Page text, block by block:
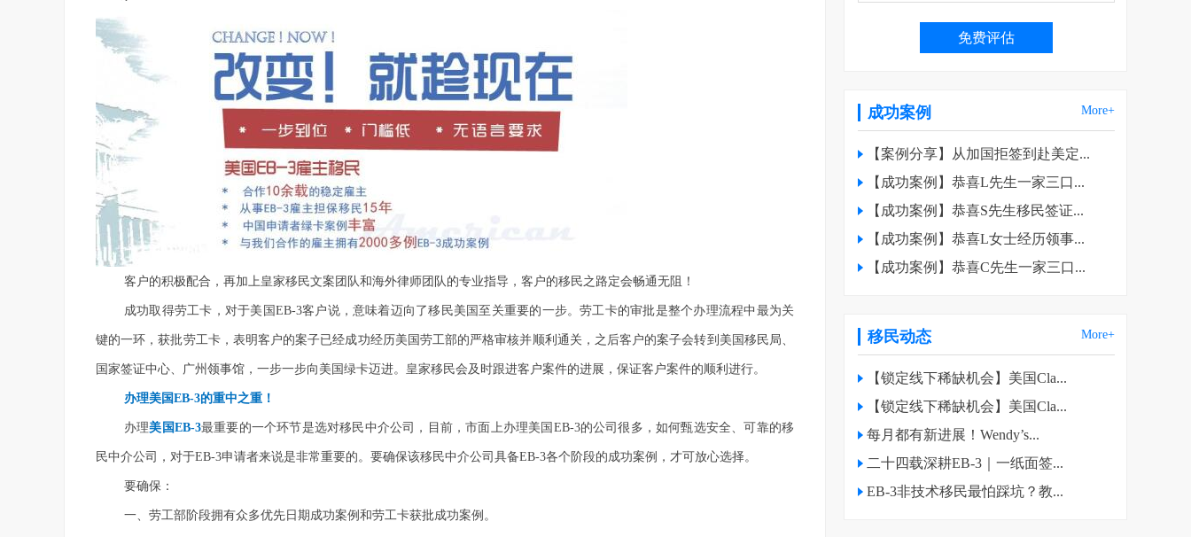
客户的积极配合，再加上皇家移民文案团队和海外律师团队的专业指导，客户的移民之路定会畅通无阻！
成功取得劳工卡，对于美国 EB-3客户说，意味着迈向了移民美国至关重要的一步。劳工卡的审批是整个办理流程中最为关
键的一环，获批劳工卡，表明客户的案子已经成功经历美国劳工部的严格审核并顺利通关，之后客户的案子会转到美国移民局、
国家签证中心、广州领事馆，一步一步向美国绿卡迈进。皇家移民会及时跟进客户案件的进展，保证客户案件的顺利进行。
办理美国EB-3的重中之重！
办理美国EB-3最重要的一个环节是选对移民中介公司，目前，市面上办理美国EB-3的公司很多，如何甄选安全、可靠的移
民中介公司，对于EB-3申请者来说是非常重要的。要确保该移民中介公司具备EB-3各个阶段的成功案例，才可放心选择。
要确保：
一、劳工部阶段拥有众多优先日期成功案例和劳工卡获批成功案例。
成功案例 More+
【案例分享】从加国拒签到赴美定...
【成功案例】恭喜L先生一家三口...
【成功案例】恭喜S先生移民签证...
【成功案例】恭喜L女士经历领事...
【成功案例】恭喜C先生一家三口...
移民动态 More+
【锁定线下稀缺机会】美国Cla...
【锁定线下稀缺机会】美国Cla...
每月都有新进展！Wendy’s...
二十四载深耕EB-3｜一纸面签...
EB-3非技术移民最怕踩坑？教...